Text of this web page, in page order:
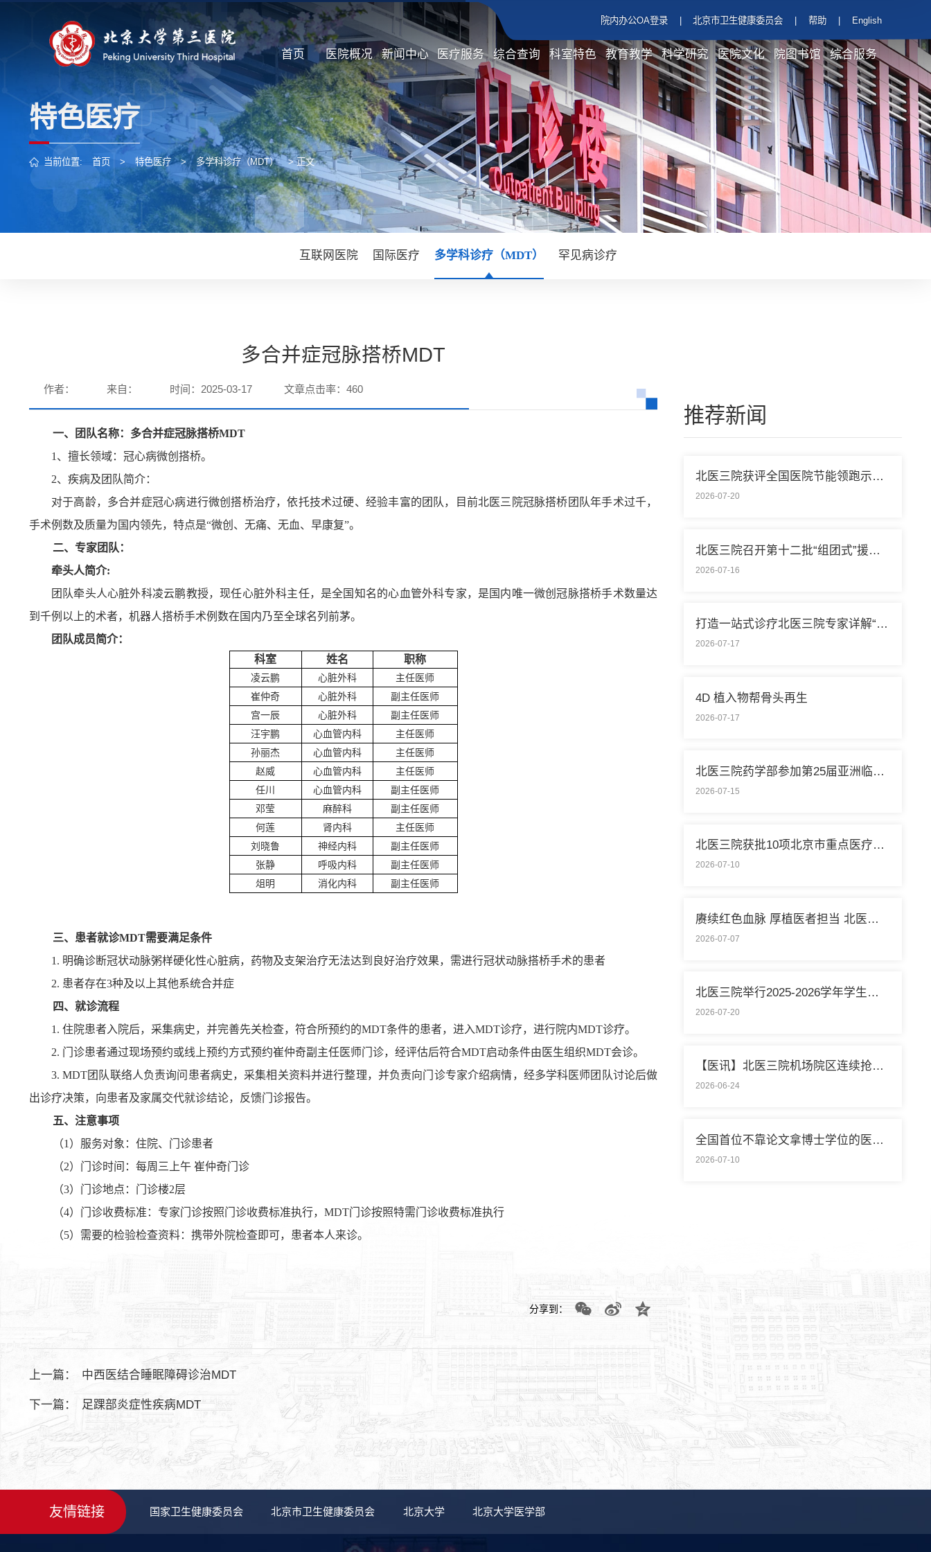
院内办公OA登录 北京市卫生健康委员会 帮助 English
首页 医院概况 新闻中心 医疗服务 综合查询 科室特色 教育教学 科学研究 医院文化 院图书馆 综合服务
特色医疗
当前位置: 首页 > 特色医疗 > 多学科诊疗（MDT） > 正文
互联网医院 国际医疗 多学科诊疗（MDT） 罕见病诊疗
多合并症冠脉搭桥MDT
作者： 来自： 时间：2025-03-17 文章点击率： 460
一、团队名称：多合并症冠脉搭桥MDT
1、擅长领域：冠心病微创搭桥。
2、疾病及团队简介：
对于高龄，多合并症冠心病进行微创搭桥治疗，依托技术过硬、经验丰富的团队，目前北医三院冠脉搭桥团队年手术过千，
手术例数及质量为国内领先，特点是“微创 、 无痛、 无血、 早康复”。
二、专家团队：
牵头人简介:
团队牵头人心脏外科凌云鹏教授，现任心脏外科主任，是全国知名的心血管外科专家，是国内唯一微创冠脉搭桥手术数量达
到千例以上的术者，机器人搭桥手术例数在国内乃至全球名列前茅。
团队成员简介：
科室
姓名 职称
凌云鹏 心脏外科
主任医师
崔仲奇
心脏外科
副主任医师
宫一辰
心脏外科
副主任医师
汪宇鹏
心血管内科
主任医师
孙丽杰
心血管内科
主任医师
赵威
心血管内科
主任医师
任川
心血管内科
副主任医师
邓莹
麻醉科
副主任医师
何莲
肾内科
主任医师
刘晓鲁
神经内科
副主任医师
张静
呼吸内科
副主任医师
俎明
消化内科 副主任医师
三、 患者就诊MDT需要满足条件
1. 明确诊断冠状动脉粥样硬化性心脏病，药物及支架治疗无法达到良好治疗效果，需进行冠状动脉搭桥手术的患者
2. 患者存在3种及以上其他系统合并症
四、 就诊流程
1. 住院患者入院后，采集病史，并完善先关检查，符合所预约的MDT条件的患者，进入MDT诊疗，进行院内MDT诊疗。
2. 门诊患者通过现场预约或线上预约方式预约崔仲奇副主任医师门诊，经评估后符合MDT启动条件由医生组织MDT会诊。
3. MDT团队联络人负责询问患者病史，采集相关资料并进行整理，并负责向门诊专家介绍病情，经多学科医师团队讨论后做
出诊疗决策，向患者及家属交代就诊结论，反馈门诊报告。
五、注意事项
（1）服务对象：住院、门诊患者
（2）门诊时间：每周 三上午 崔仲奇门诊
（3）门诊地点：门诊楼2层
（4）门诊收费标准： 专家门诊按照门诊收费标准执行， MDT门诊按照特需门诊收费标准执行
（5）需要的检验检查资料：携带外院检查即可，患者本人来诊。
分享到：
上一篇： 中西医结合睡眠障碍诊治MDT
下一篇： 足踝部炎症性疾病MDT
推荐新闻
北医三院获评全国医院节能领跑示范单位称号
2026-07-20
北医三院召开第十二批“组团式”援藏医疗队欢送会
2026-07-16
打造一站式诊疗北医三院专家详解“控糖”新模式
2026-07-17
4D 植入物帮骨头再生
2026-07-17
北医三院药学部参加第25届亚洲临床药学大会
2026-07-15
北医三院获批10项北京市重点医疗技术临床应用培训基地
2026-07-10
赓续红色血脉 厚植医者担当 北医三院开展庆祝中国共产党成立105周年系列活动
2026-07-07
北医三院举行2025-2026学年学生暑期社会实践启动仪式
2026-07-20
【医讯】北医三院机场院区连续抢救两名致死性肺栓塞外籍旅客
2026-06-24
全国首位不靠论文拿博士学位的医学领域研究生通过答辩
2026-07-10
友情链接 国家卫生健康委员会 北京市卫生健康委员会 北京大学 北京大学医学部